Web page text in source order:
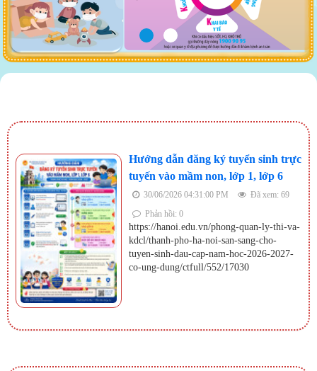
Hướng dẫn đăng ký tuyển sinh trực
tuyến vào mầm non, lớp 1, lớp 6
30/06/2026 04:31:00 PM
Đã xem: 69
Phản hồi: 0
https://hanoi.edu.vn/phong-quan-ly-thi-va-
kdcl/thanh-pho-ha-noi-san-sang-cho-
tuyen-sinh-dau-cap-nam-hoc-2026-2027-
co-ung-dung/ctfull/552/17030